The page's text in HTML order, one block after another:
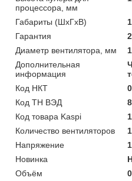
процессора, мм
Габариты (ШхГхВ)
Гарантия
Диаметр вентилятора, мм
Дополнительная
информация
Код НКТ
Код ТН ВЭД
Код товара Kaspi
Количество вентиляторов
Напряжение
Новинка
Объём